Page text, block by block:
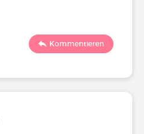
Kommentieren